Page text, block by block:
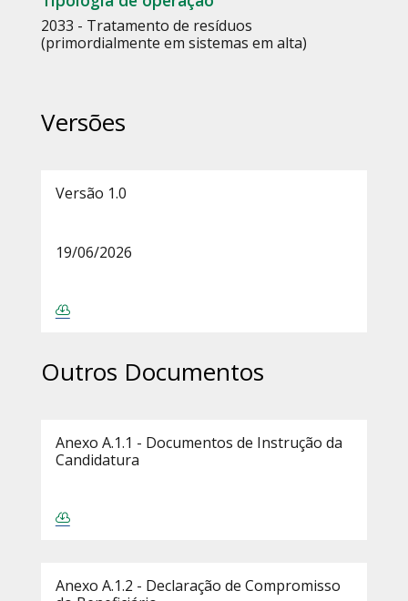
2033 - Tratamento de resíduos
(primordialmente em sistemas em alta)
Versões
Versão 1.0
19/06/2026
Outros Documentos
Anexo A.1.1 - Documentos de Instrução da
Candidatura
Anexo A.1.2 - Declaração de Compromisso